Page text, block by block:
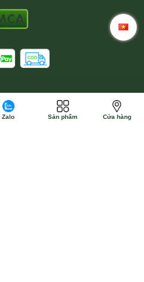
Zalo Sản phẩm Cửa hàng